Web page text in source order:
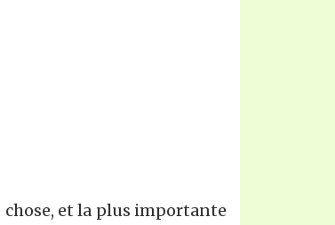
chose, et la plus importante